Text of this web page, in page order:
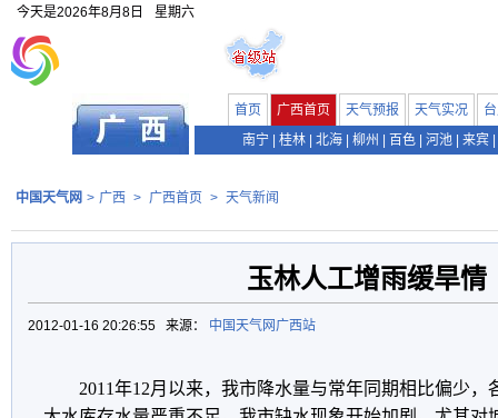
今天是2026年8月8日 星期六
首页 广西首页 天气预报 天气实况
南宁
桂林 北海 柳州 百色 河池 来宾
中国天气网 > 广西 > 广西首页 > 天气新闻
玉林人工增雨缓旱情
2012-01-16 20:26:55 来源： 中国天气网广西站
2011年12月以来，我市降水量与常年同期相比偏少